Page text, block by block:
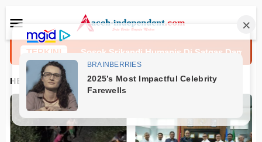
ke
kontenMobile
TERKINISosok Srikandi Humanis Di Satgas Damai Cartenz
HEADLINES